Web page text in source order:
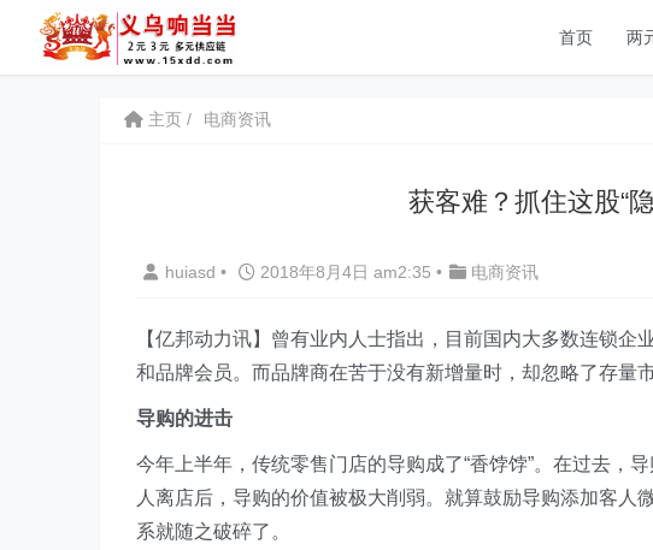
首页 两
主页 电商资讯
获客难？抓住这股“
huiasd • 2018年8月4日 am2:35 • 电商资讯
【亿邦动力讯】曾有业内人士指出，目前国内大多数连锁企
和品牌会员。而品牌商在苦于没有新增量时，却忽略了存量
导购的进击
今年上半年，传统零售门店的导购成了“香饽饽”。在过去，
人离店后，导购的价值被极大削弱。就算鼓励导购添加客人
系就随之破碎了。